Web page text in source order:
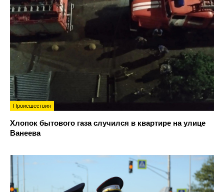
Происшествия
Хлопок бытового газа случился в квартире на улице
Ванеева